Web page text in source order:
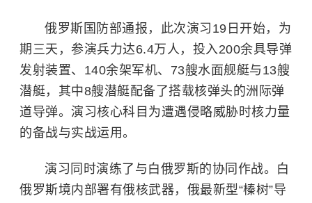
俄罗斯国防部通报，此次演习19日开始，为
期三天，参演兵力达6.4万人，投入200余具导弹
发射装置、140余架军机、73艘水面舰艇与13艘
潜艇，其中8艘潜艇配备了搭载核弹头的洲际弹
道导弹。演习核心科目为遭遇侵略威胁时核力量
的备战与实战运用。
演习同时演练了与白俄罗斯的协同作战。白
俄罗斯境内部署有俄核武器，俄最新型“榛树”导